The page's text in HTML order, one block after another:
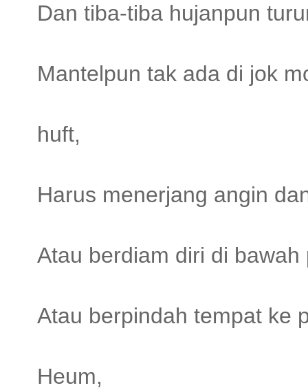
Dan tiba-tiba hujanpun
Mantelpun tak ada di jok
huft,
Harus menerjang angin
Atau berdiam diri di
Atau berpindah tempat ke
Heum,